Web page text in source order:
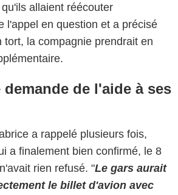
allaient réécouter
l'appel en question et a précisé
tort, la compagnie prendrait en
demande de l'aide à ses
a rappelé plusieurs fois,
a finalement bien confirmé, le 8
rien refusé. "Le gars aurait
le billet d'avion avec